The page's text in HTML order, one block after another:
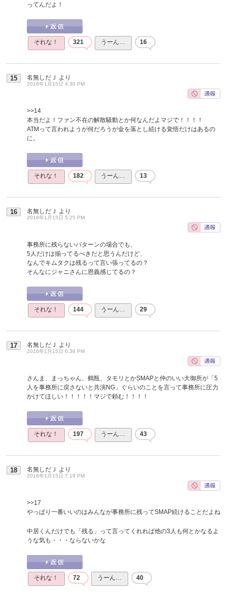
ってんだよ！
それな！ 321 うーん… 16
15 名無しだＪ より
2016年1月15日 4:30 PM
>>14
本当だよ！ファン不在の解散騒動とか何なんだよマジで！！！！
ATMって言われようが何だろうが金を落とし続ける覚悟だけはあるの
に。
それな！ 182 うーん… 13
16 名無しだＪ より
2016年1月15日 5:25 PM
事務所に残らないパターンの場合でも、
5人だけは揃ってるべきだと思うんだけど、
なんでキムタクは残るって言い張ってるの？
そんなにジャニさんに恩義感じてるの？
それな！ 144 うーん… 29
17 名無しだＪ より
2016年1月15日 6:38 PM
さんま、まっちゃん、鶴瓶、タモリとかSMAPと仲のいい大御所が「5
人を事務所に戻さないと共演NG」ぐらいのことを言って事務所に圧力
かけてほしい！！！！！マジで頼む！！！！
それな！ 197 うーん… 43
18 名無しだＪ より
2016年1月15日 7:19 PM
>>17
やっぱり一番いいのはみんなが事務所に残ってSMAP続けることだよね
中居くんだけでも「残る」って言ってくれれば他の3人も何とかなるよ
うな気も・・・ならないかな
それな！ 72 うーん… 40